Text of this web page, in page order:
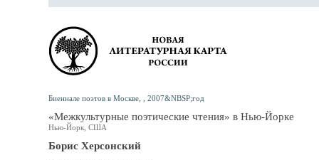
Биеннале поэтов в Москве, , 2007&NBSP;год
«Межкультурные поэтические чтения» в Нью-Йорке
Нью-Йорк, США
Борис Херсонский